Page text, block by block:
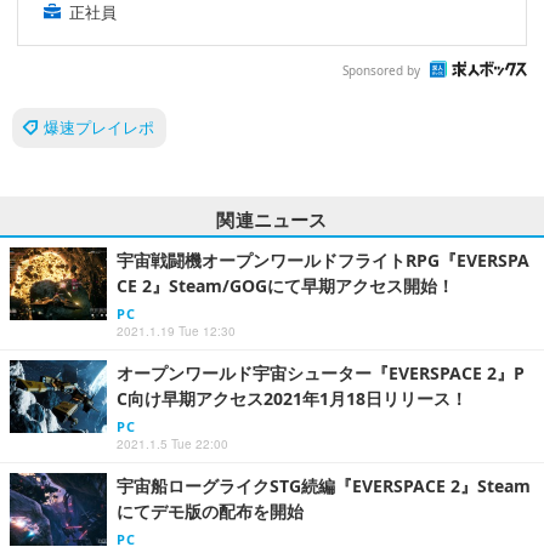
正社員
Sponsored by
爆速プレイレポ
関連ニュース
宇宙戦闘機オープンワールドフライトRPG『EVERSPA
CE 2』Steam/GOGにて早期アクセス開始！
PC
2021.1.19 Tue 12:30
オープンワールド宇宙シューター『EVERSPACE 2』P
C向け早期アクセス2021年1月18日リリース！
PC
2021.1.5 Tue 22:00
宇宙船ローグライクSTG続編『EVERSPACE 2』Steam
にてデモ版の配布を開始
PC